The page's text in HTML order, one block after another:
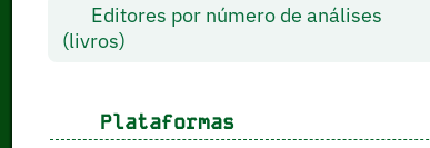
Editores por número de análises
(livros)
Plataformas